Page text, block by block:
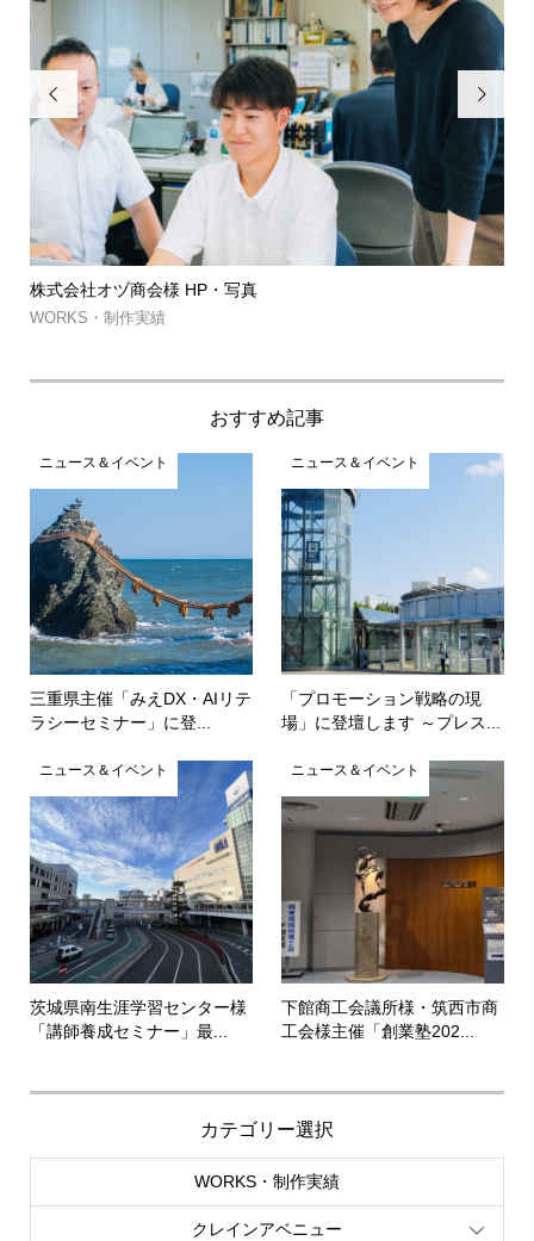

株式会社オヅ商会様 HP・写真
WORKS・制作実績

おすすめ記事
ニュース＆イベント
三重県主催「みえDX・AIリテ
ラシーセミナー」に登...
ニュース＆イベント
「プロモーション戦略の現
場」に登壇します ～プレス...
ニュース＆イベント
茨城県南生涯学習センター様
「講師養成セミナー」最...
ニュース＆イベント
下館商工会議所様・筑西市商
工会様主催「創業塾202...
カテゴリー選択
WORKS・制作実績
クレインアベニュー